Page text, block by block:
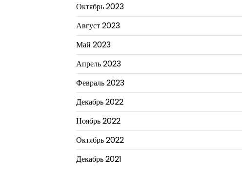
Октябрь 2023
Август 2023
Май 2023
Апрель 2023
Февраль 2023
Декабрь 2022
Ноябрь 2022
Октябрь 2022
Декабрь 2021